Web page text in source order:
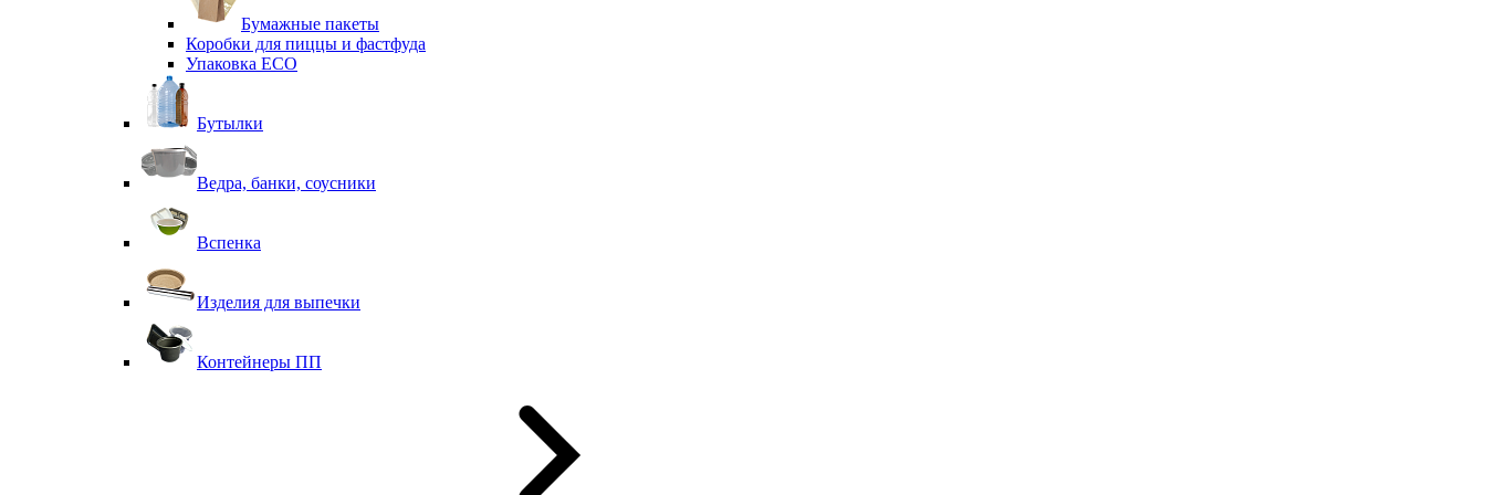
Бумажные пакеты
Коробки для пиццы и фастфуда
Упаковка ECO
Бутылки
Ведра, банки, соусники
Вспенка
Изделия для выпечки
Контейнеры ПП